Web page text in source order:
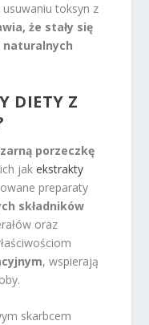
toksyn z
że stały się
naturalnych
DIETY Z
porzeczkę
jakekstrakty
preparaty
składników
oraz
, wspierają
skarbcem